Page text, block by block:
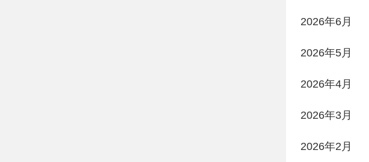
2026年6月
2026年5月
2026年4月
2026年3月
2026年2月